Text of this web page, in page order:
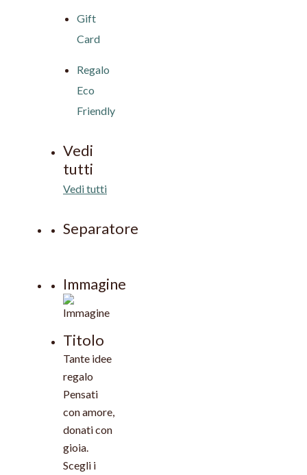
Gift
Card
Regalo
Eco
Friendly
Vedi
tutti
Vedi tutti
Separatore
Immagine
Titolo
Tante idee
regalo
Pensati
con amore,
donati con
gioia.
Scegli i